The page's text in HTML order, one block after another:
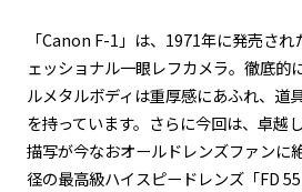
「Canon F-1」は、1971年に発売さ
ェッショナル一眼レフカメラ。徹底的
ルメタルボディは重厚感にあふれ、道
を持っています。さらに今回は、卓越
描写が今なおオールドレンズファンに
径の最高級ハイスピードレンズ「FD